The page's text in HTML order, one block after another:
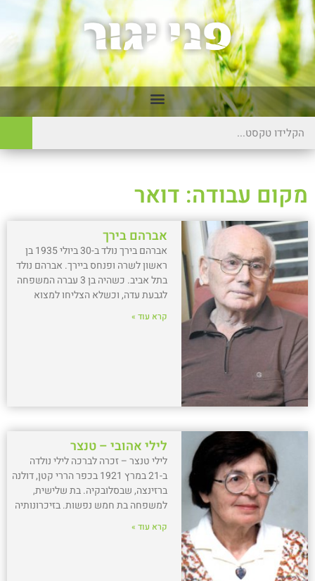
מקום עבודה: דואר
אברהם בירך
אברהם בירך נולד ב-30 ביולי 1935 בן
ראשון לשרה ופנחס ביירך. אברהם נולד
בתל אביב. כשהיה בן 3 עברה המשפחה
לגבעת עדה, וכשלא הצליחו למצוא
קרא עוד »
לילי אהובי – טנצר
לילי טנצר – זכרה לברכה לילי נולדה
ב-21 במרץ 1921 בכפר הררי קטן, דולנה
ברזינצה, שבסלובקיה. בת שלישית,
למשפחה בת חמש נפשות. בזיכרונותיה
קרא עוד »